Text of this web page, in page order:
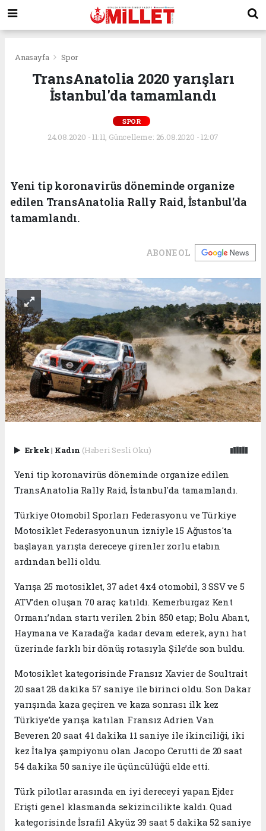
Anasayfa Spor
TransAnatolia 2020 yarışları
İstanbul'da tamamlandı
SPOR
24.08.2020 - 11:11, Güncelleme: 26.08.2020 - 12:07
Yeni tip koronavirüs döneminde organize
edilen TransAnatolia Rally Raid, İstanbul'da
tamamlandı.
ABONE OL
Erkek| Kadın (Haberi Sesli Oku)
Yeni tip koronavirüs döneminde organize edilen
TransAnatolia Rally Raid, İstanbul'da tamamlandı.
Türkiye Otomobil Sporları Federasyonu ve Türkiye
Motosiklet Federasyonunun izniyle 15 Ağustos'ta
başlayan yarışta dereceye girenler zorlu etabın
ardından belli oldu.
Yarışa 25 motosiklet, 37 adet 4x4 otomobil, 3 SSV ve 5
ATV’den oluşan 70 araç katıldı. Kemerburgaz Kent
Ormanı’ndan startı verilen 2 bin 850 etap; Bolu Abant,
Haymana ve Karadağ’a kadar devam ederek, aynı hat
üzerinde farklı bir dönüş rotasıyla Şile’de son buldu.
Motosiklet kategorisinde Fransız Xavier de Soultrait
20 saat 28 dakika 57 saniye ile birinci oldu. Son Dakar
yarışında kaza geçiren ve kaza sonrası ilk kez
Türkiye’de yarışa katılan Fransız Adrien Van
Beveren 20 saat 41 dakika 11 saniye ile ikinciliği, iki
kez İtalya şampiyonu olan Jacopo Cerutti de 20 saat
54 dakika 50 saniye ile üçüncülüğü elde etti.
Türk pilotlar arasında en iyi dereceyi yapan Ejder
Erişti genel klasmanda sekizincilikte kaldı. Quad
kategorisinde İsrafil Akyüz 39 saat 5 dakika 52 saniye